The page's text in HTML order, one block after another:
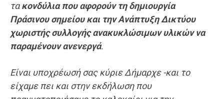
τακονδύλια που αφορούν τη δημιουργία
Πράσινου σημείου και την Ανάπτυξη Δικτύου
χωριστής συλλογής ανακυκλώσιμων υλικών να
παραμένουν ανενεργά.
Είναι υποχρέωσή σας κύριε Δήμαρχε -και το
είχαμε πει και στην εκδήλωση που